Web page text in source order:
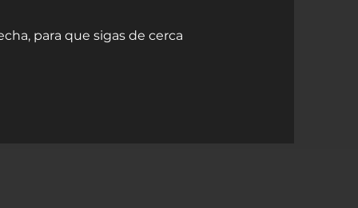
para que sigas de cerca